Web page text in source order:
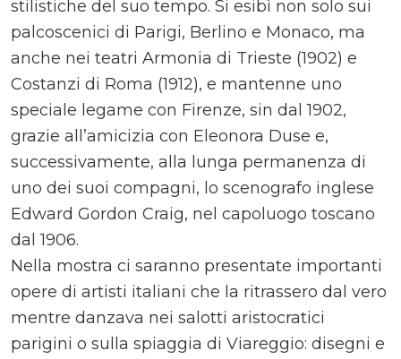
stilistiche del suo tempo. Si esibì non solo sui
palcoscenici di Parigi, Berlino e Monaco, ma
anche nei teatri Armonia di Trieste (1902) e
Costanzi di Roma (1912), e mantenne uno
speciale legame con Firenze, sin dal 1902,
grazie all’amicizia con Eleonora Duse e,
successivamente, alla lunga permanenza di
uno dei suoi compagni, lo scenografo inglese
Edward Gordon Craig, nel capoluogo toscano
dal 1906.
Nella mostra ci saranno presentate importanti
opere di artisti italiani che la ritrassero dal vero
mentre danzava nei salotti aristocratici
parigini o sulla spiaggia di Viareggio: disegni e